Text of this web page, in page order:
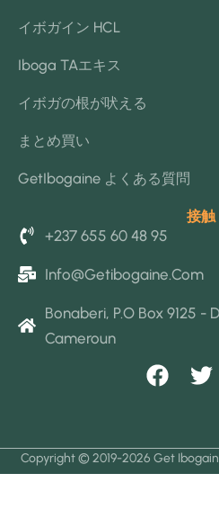
イボガイン HCL
Iboga TAエキス
イボガの根が吠える
まとめ買い
GetIbogaine よくある質問
接触
+237 655 60 48 95
Info@getibogaine.com
Bonaberi, P.O Box 9125 -
Cameroun
F
e
b
T
t
t
Copyright © 2019-2026 Get